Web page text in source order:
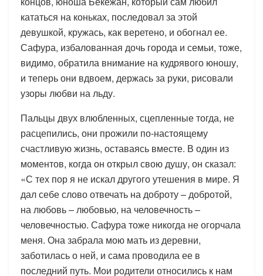
кататься на коньках, последовал за этой
девушкой, кружась, как веретено, и обогнал ее.
Сафура, избалованная дочь города и семьи, тоже,
видимо, обратила внимание на кудрявого юношу,
и теперь они вдвоем, держась за руки, рисовали
узоры любви на льду.
Пальцы двух влюбленных, сцепленные тогда, не
расцепились, они прожили по-настоящему
счастливую жизнь, оставаясь вместе. В один из
моментов, когда он открыл свою душу, он сказал:
«С тех пор я не искал другого утешения в мире. Я
дал себе слово отвечать на доброту – добротой,
на любовь – любовью, на человечность –
человечностью. Сафура тоже никогда не огорчала
меня. Она забрала мою мать из деревни,
заботилась о ней, и сама проводила ее в
последний путь. Мои родители относились к нам